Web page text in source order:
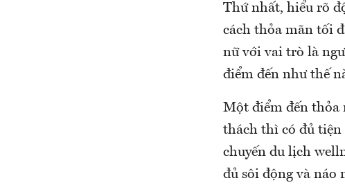
Thứ nhất, hiểu rõ
cách thỏa mãn tối
nữ với vai trò là
điểm đến như thế
Một điểm đến thỏa
thách thì có đủ tiện
chuyến du lịch
đủ sôi động và náo